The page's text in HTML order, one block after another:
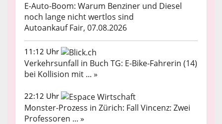
E-Auto-Boom: Warum Benziner und Diesel
noch lange nicht wertlos sind
Autoankauf Fair, 07.08.2026
11:12 Uhr
Verkehrsunfall in Buch TG: E-Bike-Fahrerin (14)
bei Kollision mit ... »
22:12 Uhr
Monster-Prozess in Zürich: Fall Vincenz: Zwei
Professoren ... »